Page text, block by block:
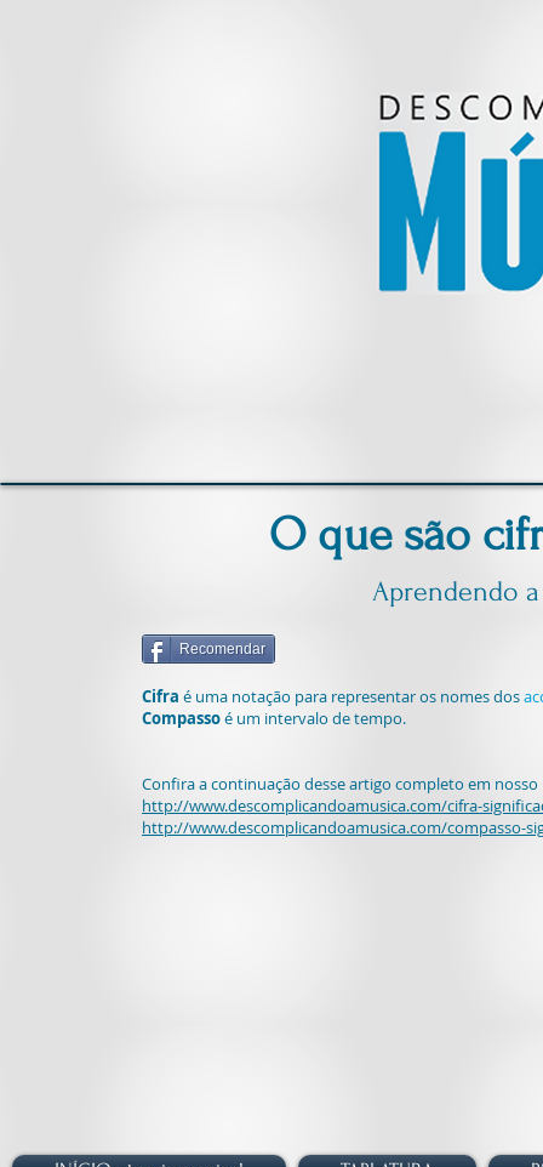
Aprendendo
O que são
Recomendar
Cifra é uma notação para representar os nomes dos
Compassoé um intervalo de tempo.
Confira a continuação desse artigo completo em
http://www.descomplicandoamusica.com/cifra-
http://www.descomplicandoamusica.com/compasso-